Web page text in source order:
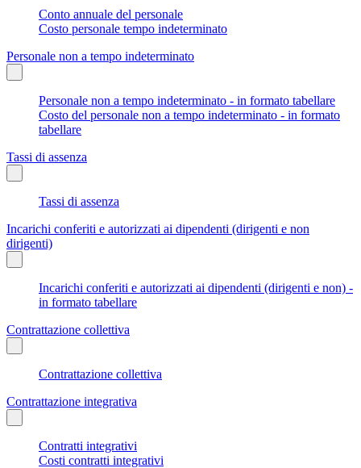
Conto annuale del personale
Costo personale tempo indeterminato
Personale non a tempo indeterminato
Personale non a tempo indeterminato - in formato tabellare
Costo del personale non a tempo indeterminato - in formato
tabellare
Tassi di assenza
Tassi di assenza
Incarichi conferiti e autorizzati ai dipendenti (dirigenti e non
dirigenti)
Incarichi conferiti e autorizzati ai dipendenti (dirigenti e non) -
in formato tabellare
Contrattazione collettiva
Contrattazione collettiva
Contrattazione integrativa
Contratti integrativi
Costi contratti integrativi